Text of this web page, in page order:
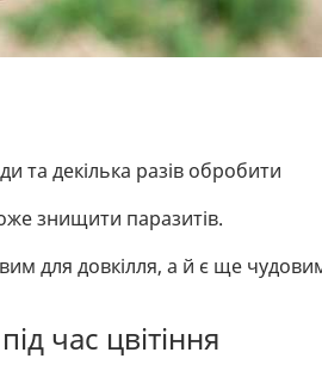
та декілька разів обробити
знищити паразитів.
для довкілля, а й є ще
час цвітіння